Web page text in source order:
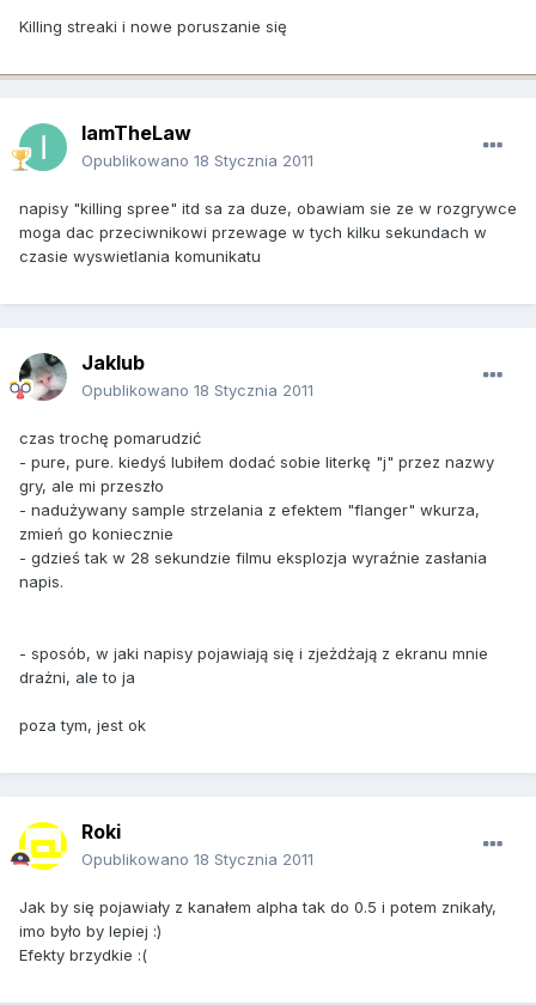
Killing streaki i nowe poruszanie się
IamTheLaw
Opublikowano 18 Stycznia 2011
napisy "killing spree" itd sa za duze, obawiam sie ze w rozgrywce
moga dac przeciwnikowi przewage w tych kilku sekundach w
czasie wyswietlania komunikatu
Jaklub
Opublikowano 18 Stycznia 2011
czas trochę pomarudzić
- pure, pure. kiedyś lubiłem dodać sobie literkę "j" przez nazwy
gry, ale mi przeszło
- nadużywany sample strzelania z efektem "flanger" wkurza,
zmień go koniecznie
- gdzieś tak w 28 sekundzie filmu eksplozja wyraźnie zasłania
napis.
- sposób, w jaki napisy pojawiają się i zjeżdżają z ekranu mnie
drażni, ale to ja
poza tym, jest ok
Roki
Opublikowano 18 Stycznia 2011
Jak by się pojawiały z kanałem alpha tak do 0.5 i potem znikały,
imo było by lepiej :)
Efekty brzydkie :(